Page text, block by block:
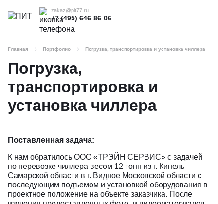
zakaz@pit77.ru
+7 (495) 646-86-06
Главная Портфолио Погрузка, транспортировка и установка чиллера
Погрузка,
транспортировка и
установка чиллера
Поставленная задача:
К нам обратилось ООО «ТРЭЙН СЕРВИС» с задачей
по перевозке чиллера весом 12 тонн из г. Кинель
Самарской области в г. Видное Московской области с
последующим подъемом и установкой оборудования в
проектное положение на объекте заказчика. После